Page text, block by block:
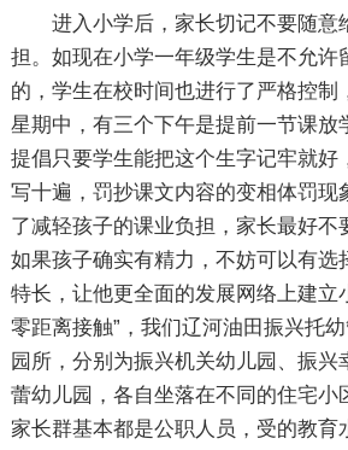
进入小学后，家长切记不要随意
担。如现在小学一年级学生是不允许
的，学生在校时间也进行了严格控制
星期中，有三个下午是提前一节课放
提倡只要学生能把这个生字记牢就好
写十遍，罚抄课文内容的变相体罚现
了减轻孩子的课业负担，家长最好不
如果孩子确实有精力，不妨可以有选
特长，让他更全面的发展网络上建立
零距离接触”，我们辽河油田振兴托
园所，分别为振兴机关幼儿园、振兴
蕾幼儿园，各自坐落在不同的住宅小
家长群基本都是公职人员，受的教育